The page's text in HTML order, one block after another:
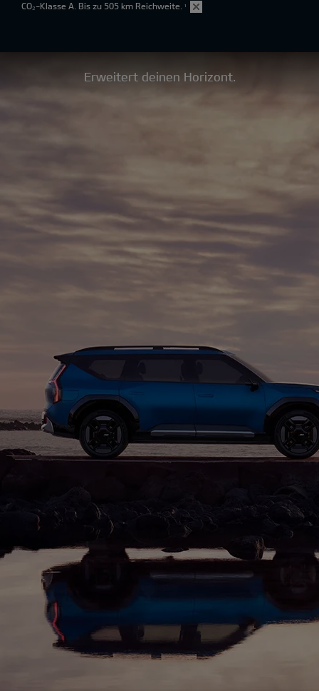
CO₂-Klasse A. Bis zu 505 km Reichweite. ¹
Erweitert deinen Horizont.